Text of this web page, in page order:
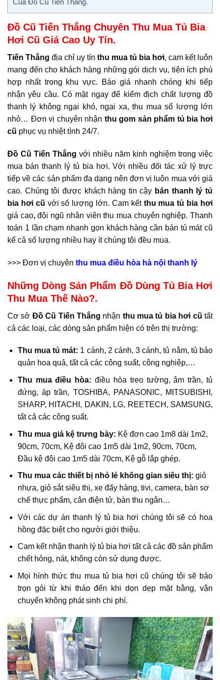
Của Đồ Cũ Tiến Thắng.
Đồ Cũ Tiến Thắng Chuyên Thu Mua Tủ Bia
Hơi Cũ Giá Cao Uy Tín.
Tiến Thắng địa chỉ uy tín thu mua tủ bia hơi, cam kết luôn
mang đến cho khách hàng những gói dịch vụ, tiện ích phù
hợp nhất trong khu vực. Báo giá nhanh chóng khi tiếp
nhận yêu cầu. Có mặt ngay để kiểm địch chất lượng đồ
thanh lý không ngại khó, ngại xa, thu mua số lượng lớn
nhỏ… Đơn vị chuyên nhận thu gom sản phẩm tủ bia hơi
cũ phục vụ nhiệt tình 24/7.
Đồ Cũ Tiến Thắng với nhiều năm kinh nghiệm trong việc
mua bán thanh lý tủ bia hơi. Với nhiều đối tác xử lý trực
tiếp về các sản phẩm đa dạng nên đơn vị luôn mua với giá
cao. Chúng tôi được khách hàng tin cậy bán thanh lý tủ
bia hơi cũ với số lượng lớn. Cam kết thu mua tủ bia hơi
giá cao,đội ngũ nhân viên thu mua chuyên nghiệp. Thanh
toán 1 lần chạm nhanh gọn khách hàng cần bán tủ mát cũ
kể cả số lượng nhiều hay ít chúng tôi đều mua.
>>> Đơn vị chuyên thu mua điều hòa hà nội thanh lý
Những Dòng Sản Phẩm Đồ Dùng Tủ Bia Hơi
Thu Mua Thế Nào?.
Cơ sở Đồ Cũ Tiến Thắng nhận thu mua tủ bia hơi cũ tất
cả các loại, các dòng sản phẩm hiện có trên thị trường:
Thu mua tủ mát: 1 cánh, 2 cánh, 3 cánh, tủ nằm, tủ bảo
quản hoa quả, tất cả các công suất, công nghiệp,…
Thu mua điều hòa: điều hòa treo tường, âm trần, tủ
đứng, áp trần, TOSHIBA, PANASONIC, MITSUBISHI,
SHARP, HITACHI, DAKIN, LG, REETECH, SAMSUNG,
tất cả các công suất.
Thu mua giá kệ trưng bày: Kệ đơn cao 1m8 dài 1m2,
90cm, 70cm, Kệ đôi cao 1m5 dài 1m2, 90cm, 70cm,
Đầu kệ đôi cao 1m5 dài 70cm, Kệ gỗ lắp ghép.
Thu mua các thiết bị nhỏ lẻ không gian siêu thị: giỏ
nhựa, giỏ sắt siêu thị, xe đẩy hàng, tivi, camera, bàn sơ
chế thực phẩm, cân điện tử, bàn thu ngân…
Với các dự án thanh lý tủ bia hơi chúng tôi sẽ có hoa
hồng đặc biệt cho người giới thiệu.
Cam kết nhận thanh lý tủ bia hơi tất cả các đồ sản phẩm
chết hỏng, nát, không còn sử dụng được.
Mọi hình thức thu mua tủ bia hơi cũ chúng tôi sẽ báo
trọn gói từ khi tháo đến khi dọn dẹp mặt bằng, vận
chuyển không phát sinh chi phí.